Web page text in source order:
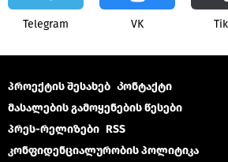
Telegram VK
პროექტის შესახებ Კონტაქტი
მასალების გამოყენების წესები
პრეს-რელიზები RSS
კონფიდენციალურობის პოლიტიკა